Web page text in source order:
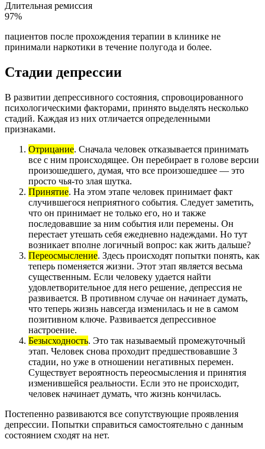
Длительная ремиссия
97%
пациентов после прохождения терапии в клинике не
принимали наркотики в течение полугода и более.
Стадии депрессии
В развитии депрессивного состояния, спровоцированного
психологическими факторами, принято выделять несколько
стадий. Каждая из них отличается определенными
признаками.
Отрицание. Сначала человек отказывается принимать
все с ним происходящее. Он перебирает в голове версии
произошедшего, думая, что все произошедшее — это
просто чья-то злая шутка.
Принятие. На этом этапе человек принимает факт
случившегося неприятного события. Следует заметить,
что он принимает не только его, но и также
последовавшие за ним события или перемены. Он
перестает утешать себя ежедневно надеждами. Но тут
возникает вполне логичный вопрос: как жить дальше?
Переосмысление. Здесь происходят попытки понять, как
теперь поменяется жизни. Этот этап является весьма
существенным. Если человеку удается найти
удовлетворительное для него решение, депрессия не
развивается. В противном случае он начинает думать,
что теперь жизнь навсегда изменилась и не в самом
позитивном ключе. Развивается депрессивное
настроение.
Безысходность. Это так называемый промежуточный
этап. Человек снова проходит предшествовавшие 3
стадии, но уже в отношении негативных перемен.
Существует вероятность переосмысления и принятия
изменившейся реальности. Если это не происходит,
человек начинает думать, что жизнь кончилась.
Постепенно развиваются все сопутствующие проявления
депрессии. Попытки справиться самостоятельно с данным
состоянием сходят на нет.